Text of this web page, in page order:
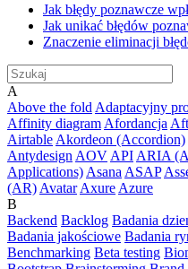
Jak błędy poznawcze
Jak unikać błędów
Znaczenie eliminacji
A
Above the fold Adaptacyjny
Affinity diagram Afordancja
Airtable Akordeon (Accordion)
Antydesign AOV API ARIA
Applications) Asana ASAP
(AR) Avatar Axure Azure
B
Backend Backlog Badania
Badania jakościowe Badania
Benchmarking Beta testing